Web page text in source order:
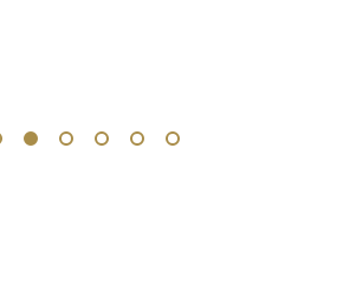
2 3 4 5 6